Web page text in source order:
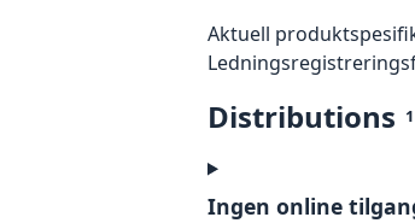
Aktuell
Distributions 1
Ingen online